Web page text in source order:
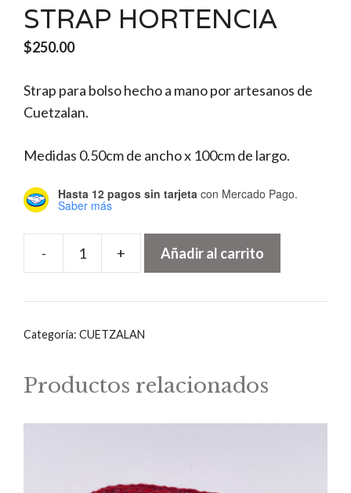
STRAP HORTENCIA
$250.00
Strap para bolso hecho a mano por artesanos de
Cuetzalan.
Medidas 0.50cm de ancho x 100cm de largo.
Hasta 12 pagos sin tarjeta con Mercado Pago.
Saber más
-
STRAP
cantidad
+ Añadir al carrito
Categoría: CUETZALAN
Productos relacionados